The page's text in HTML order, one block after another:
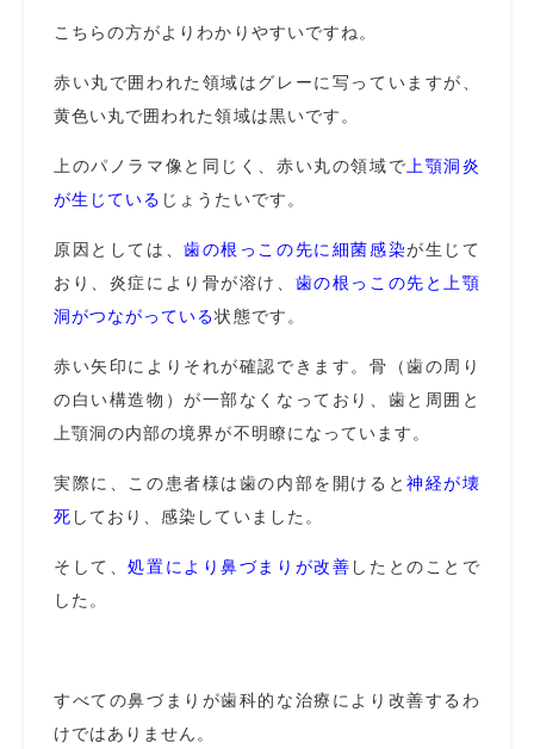
こちらの方がよりわかりやすいですね。
赤い丸で囲われた領域はグレーに写っていますが、
黄色い丸で囲われた領域は黒いです。
上のパノラマ像と同じく、赤い丸の領域で 上顎洞炎
が生じている じょうたいです。
原因としては、歯の根っこの先に細菌感染が生じて
おり、炎症により骨が溶け、 歯の根っこの先と上顎
洞がつながっている状態です。
赤い矢印によりそれが確認できます。骨（歯の周り
の白い構造物）が一部なくなっており、歯と周囲と
上顎洞の内部の境界が不明瞭になっています。
実際に、この患者様は歯の内部を開けると神経が壊
死 しており、感染していました。
そして、処置により鼻づまりが改善 したとのことで
した。
すべての鼻づまりが歯科的な治療により改善するわ
けではありません。